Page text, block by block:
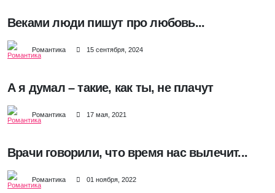
Веками люди пишут про любовь...
Романтика 15 сентября, 2024
А я думал – такие, как ты, не плачут
Романтика 17 мая, 2021
Врачи говорили, что время нас вылечит...
Романтика 01 ноября, 2022